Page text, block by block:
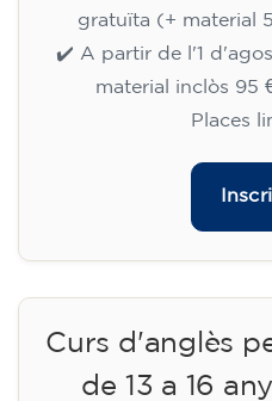
gratuïta (+ material
✔️ A partir de l'1
material inclòs 95
Places
Curs d'anglès
de 13 a 16